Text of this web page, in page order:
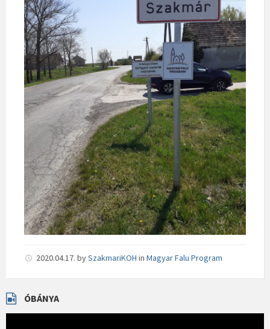
2020.04.17. bySzakmariKOH in Magyar Falu Program
ÓBÁNYA